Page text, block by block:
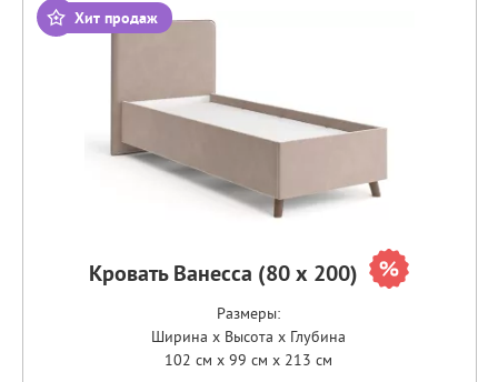
Хит продаж
Кровать Ванесса (80 х 200)
Размеры:
Ширина x Высота x Глубина
102 см x 99 см x 213 см